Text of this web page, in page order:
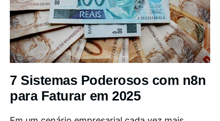
7 Sistemas Poderosos com n8n
para Faturar em 2025